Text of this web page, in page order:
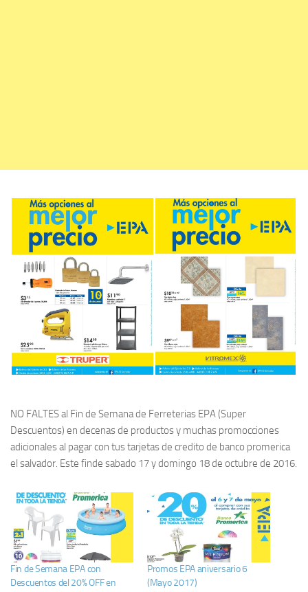
NO FALTES al Fin de Semana de Ferreterias EPA (Super
Descuentos) en decenas de productos y muchas promocciones
adicionales al pagar con tus tarjetas de credito de banco promerica
el salvador. Este finde sabado 17 y domingo 18 de octubre de 2016.
Fin de Semana EPA con
Descuentos del 20% OFF en
Promos EPA aniversario 6
(Mayo 2017)